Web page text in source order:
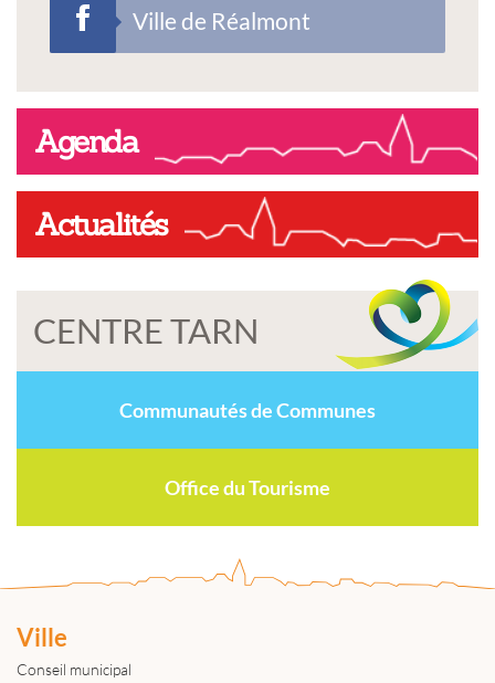
Ville de Réalmont
Agenda
Actualités
CENTRE TARN
Communautés de Communes
Office du Tourisme
Ville
Conseil municipal